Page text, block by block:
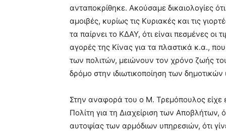
ανταποκρίθηκε. Ακούσαμε δικαιολογίες
αμοιβές, κυρίως τις Κυριακές και τις
τα παίρνει το ΚΔΑΥ, ότι είναι πεσμένες οι
αγορές της Κίνας για τα πλαστικά κ.α.,
των πολιτών, μειώνουν τον χρόνο ζωής
δρόμο στην ιδιωτικοποίηση των
Στην αναφορά του ο Μ. Τρεμόπουλος είχε
Πολίτη για τη Διαχείριση των Αποβλήτων,
αυτοψίας των αρμόδιων υπηρεσιών, ότι